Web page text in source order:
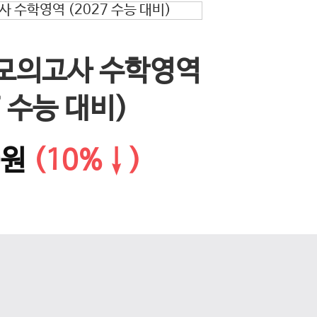
의고사 수학영역
능 대비)
(10%↓)